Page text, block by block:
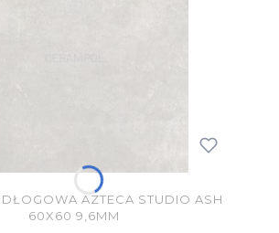
AZTECA STUDIO ASH
60X60 9,6MM